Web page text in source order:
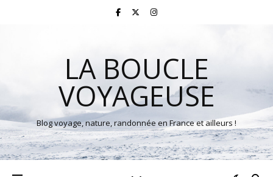
LA BOUCLE
VOYAGEUSE
Blog voyage, nature, randonnée en France et ailleurs !